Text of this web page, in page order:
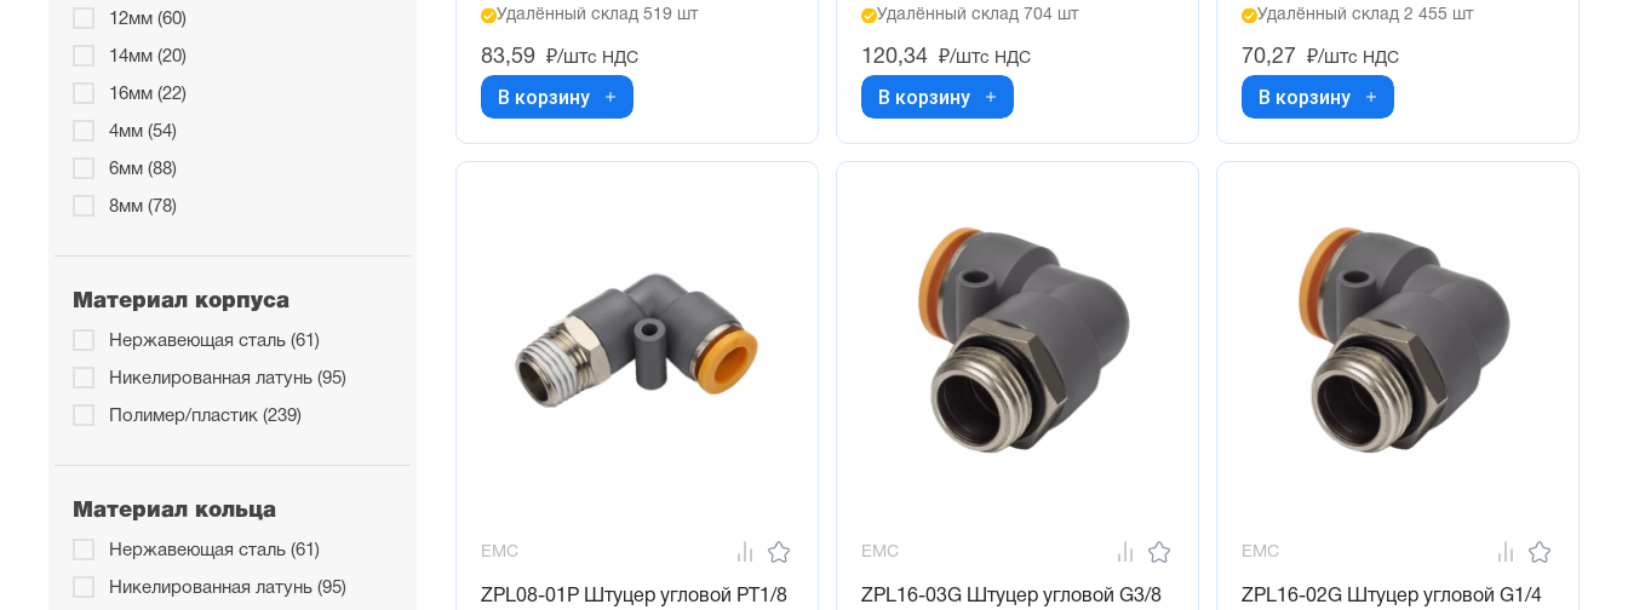
М6x1 наружная (8)
12мм (60)
14мм (20)
16мм (22)
4мм (54)
6мм (88)
8мм (78)
Материал корпуса
Нержавеющая сталь (61)
Никелированная латунь (95)
Полимер/пластик (239)
Материал кольца
Нержавеющая сталь (61)
Никелированная латунь (95)
Удалённый склад 519 шт
83,59 ₽/штс НДС
В корзину
Удалённый склад 704 шт
120,34 ₽/штс НДС
В корзину
Удалённый склад 2 455 шт
70,27 ₽/штс НДС
В корзину
EMC
ZPL08-01P Штуцер угловой PT1/8
EMC
ZPL16-03G Штуцер угловой G3/8
EMC
ZPL16-02G Штуцер угловой G1/4